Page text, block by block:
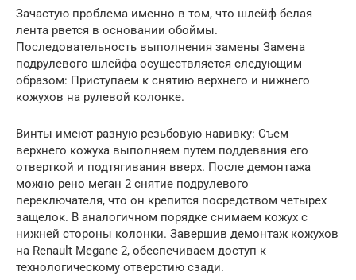
Зачастую проблема именно в том, что шлейф белая
лента рвется в основании обоймы.
Последовательность выполнения замены Замена
подрулевого шлейфа осуществляется следующим
образом: Приступаем к снятию верхнего и нижнего
кожухов на рулевой колонке.
Винты имеют разную резьбовую навивку: Съем
верхнего кожуха выполняем путем поддевания его
отверткой и подтягивания вверх. После демонтажа
можно рено меган 2 снятие подрулевого
переключателя, что он крепится посредством четырех
защелок. В аналогичном порядке снимаем кожух с
нижней стороны колонки. Завершив демонтаж кожухов
на Renault Megane 2, обеспечиваем доступ к
технологическому отверстию сзади.